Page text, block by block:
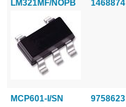
LM321MF/NOPB 1468874
MCP601-I/SN 9758623